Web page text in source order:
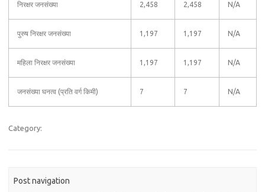
निरक्षर जनसंख्या 2,458 2,458 N/A
पुरुष निरक्षर जनसंख्या 1,197 1,197 N/A
महिला निरक्षर जनसंख्या 1,197 1,197 N/A
जनसंख्या घनत्व (प्रति वर्ग किमी) 7 7 N/A
Category:
Post navigation